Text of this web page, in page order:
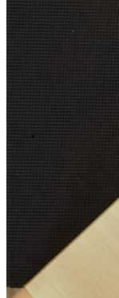
Высокий
организации
ящиков. Аксессуар
самостоятельных
различных
Разделитель
мм и при
позволяя изменять
текущих задач.
Конструкция
удобными ручками
разделитель легко
повседневной